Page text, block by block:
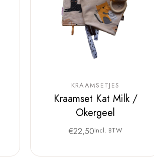
KRAAMSETJES
Kraamset Kat Milk /
Okergeel
€22,50Incl. BTW